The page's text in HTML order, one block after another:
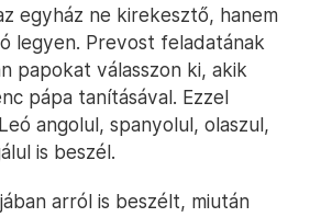
egyház ne kirekesztő, hanem
legyen. Prevost feladatának
papokat válasszon ki, akik
pápa tanításával. Ezzel
angolul, spanyolul, olaszul,
is beszél.
arról is beszélt, miután